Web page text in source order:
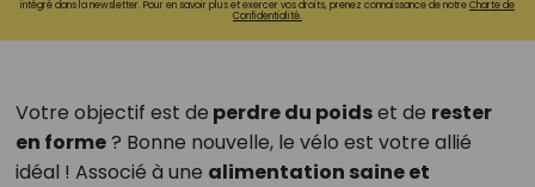
intégré dans la newsletter. Pour en savoir plus et exercer vos droits, prenez connaissance de notreCharte de
Confidentialité.
Votre objectif est de perdre du poidset de rester
en forme? Bonne nouvelle, le vélo est votre allié
idéal ! Associé à une alimentation saine et